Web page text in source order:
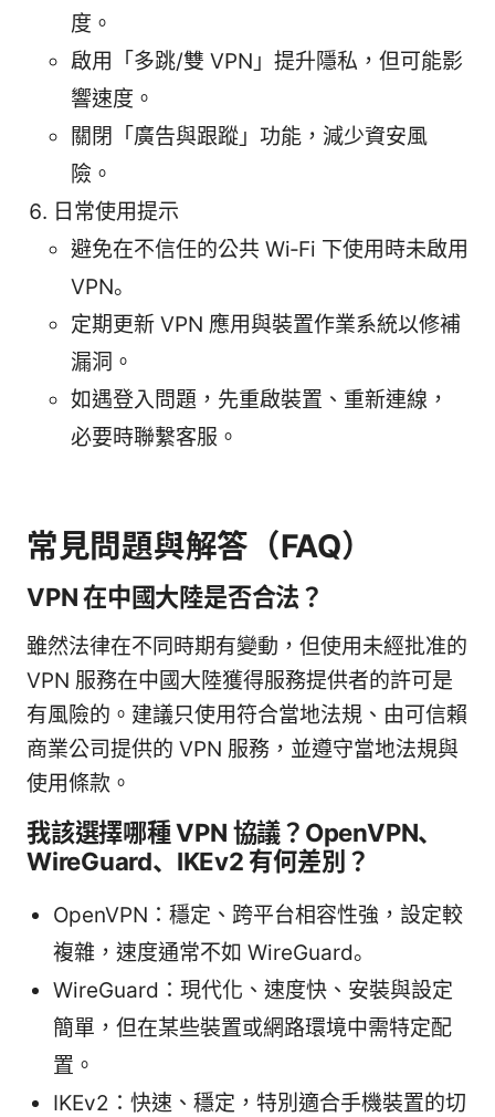
度。
啟用「多跳/雙 VPN」提升隱私，但可能影
響速度。
關閉「廣告與跟蹤」功能，減少資安風
險。
日常使用提示
避免在不信任的公共 Wi‑Fi 下使用時未啟用
VPN。
定期更新 VPN 應用與裝置作業系統以修補
漏洞。
如遇登入問題，先重啟裝置、重新連線，
必要時聯繫客服。
常見問題與解答（FAQ）
VPN 在中國大陸是否合法？
雖然法律在不同時期有變動，但使用未經批准的
VPN 服務在中國大陸獲得服務提供者的許可是
有風險的。建議只使用符合當地法規、由可信賴
商業公司提供的 VPN 服務，並遵守當地法規與
使用條款。
我該選擇哪種 VPN 協議？OpenVPN、
WireGuard、IKEv2 有何差別？
OpenVPN：穩定、跨平台相容性強，設定較
複雜，速度通常不如 WireGuard。
WireGuard：現代化、速度快、安裝與設定
簡單，但在某些裝置或網路環境中需特定配
置。
IKEv2：快速、穩定，特別適合手機裝置的切